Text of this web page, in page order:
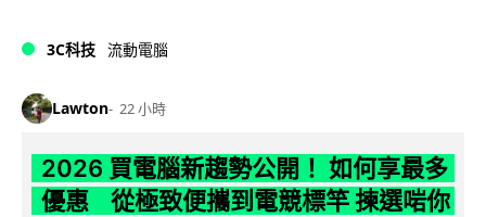
3C科技 流動電腦
Lawton 22 小時
2026 買電腦新趨勢公開！ 如何享最多
優惠 從極致便攜到電競標竿 揀選啱你